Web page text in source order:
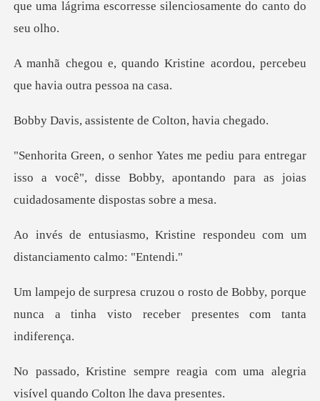
que um
stine acordou, percebeu
que
istente de Colto
ntregar
isso a você", disse Bobby, apontando par
stine respondeu com um
dist
de Bobby, porque
nunca a tinha visto r
gia com uma alegria
visível qua